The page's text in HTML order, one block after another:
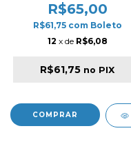
R$65,00
R$61,75 com Boleto
12 x de R$6,08
R$61,75 no PIX